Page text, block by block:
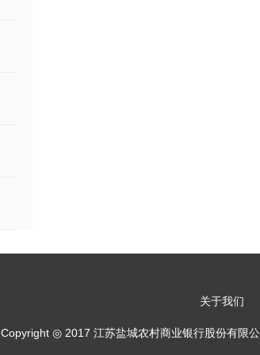
关于我们
Copyright ◎ 2017 江苏盐城农村商业银行股份有限